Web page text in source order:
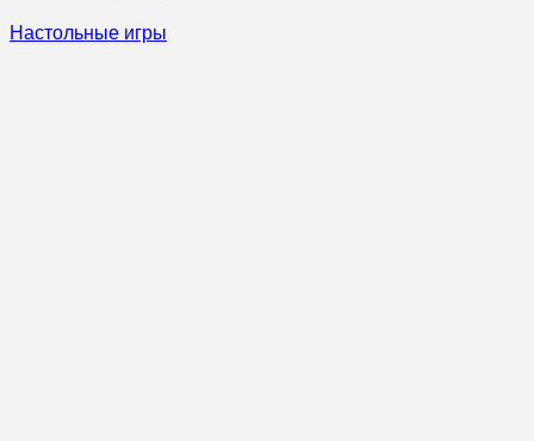
Настольные игры